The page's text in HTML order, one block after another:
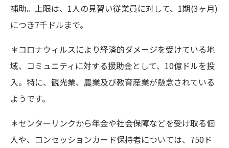
補助。上限は、1人の見習い従業員に対して、1期(3ヶ月)
につき7千ドルまで。
＊コロナウィルスにより経済的ダメージを受けている地
域、コミュニティに対する援助金として、10億ドルを投
入。特に、観光業、農業及び教育産業が懸念されている
ようです。
＊センターリンクから年金や社会保障などを受け取る個
人や、コンセッションカード保持者については、750ド